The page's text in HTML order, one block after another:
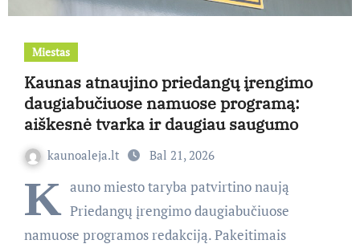
Miestas
Kaunas atnaujino priedangų įrengimo
daugiabučiuose namuose programą:
aiškesnė tvarka ir daugiau saugumo
kaunoaleja.lt Bal 21, 2026
K auno miesto taryba patvirtino naują
Priedangų įrengimo daugiabučiuose
namuose programos redakciją. Pakeitimais